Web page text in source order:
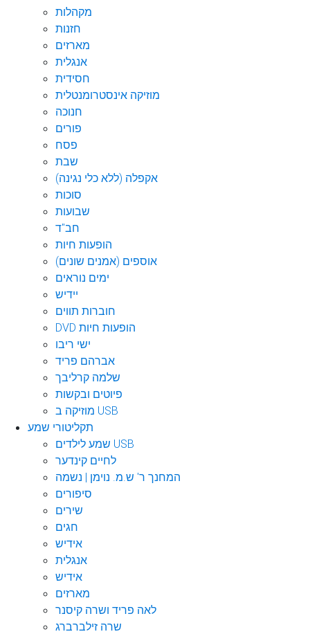
מקהלות
חזנות
מארזים
אנגלית
חסידית
מוזיקה אינסטרומנטלית
חנוכה
פורים
פסח
שבת
אקפלה (ללא כלי נגינה)
סוכות
שבועות
חב"ד
הופעות חיות
אוספים (אמנים שונים)
ימים נוראים
יידיש
חוברות תווים
DVD הופעות חיות
ישי ריבו
אברהם פריד
שלמה קרליבך
פיוטים ובקשות
מוזיקה ב USB
תקליטורי שמע
שמע לילדים USB
לחיים קינדער
המחנך ר' ש.מ. נוימן | נשמה
סיפורים
שירים
חגים
אידיש
אנגלית
אידיש
מארזים
לאה פריד ושרה קיסנר
שרה זילברברג